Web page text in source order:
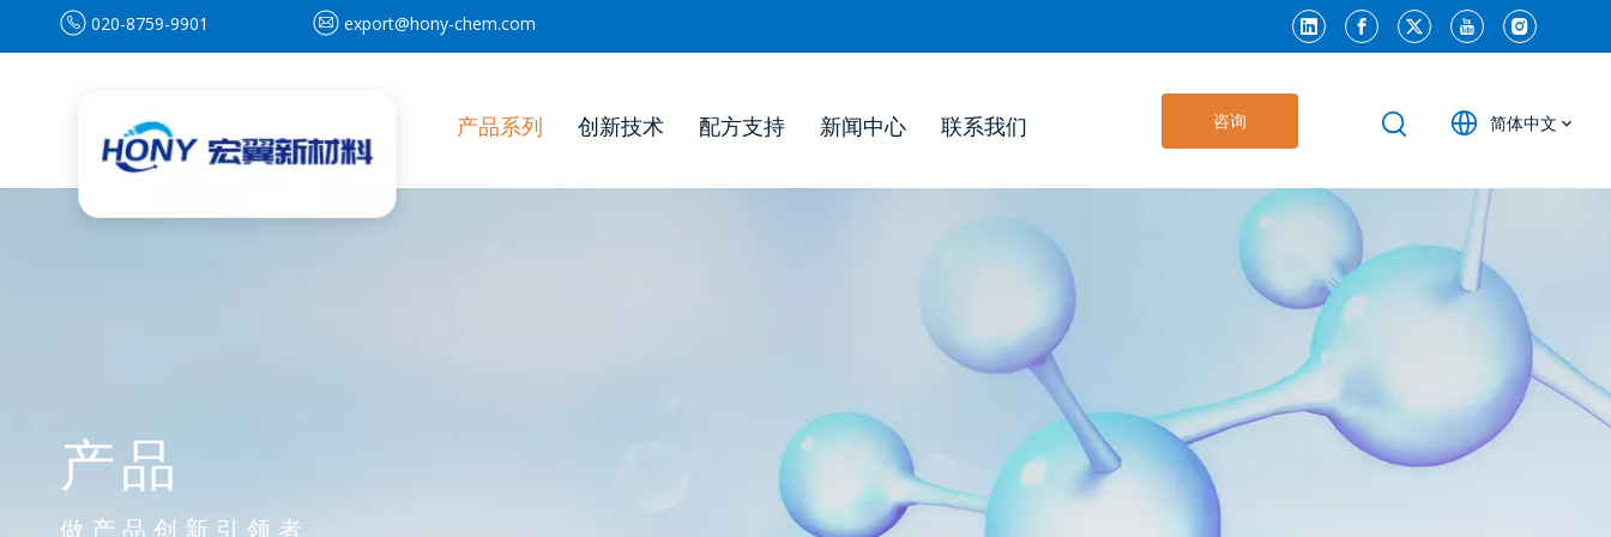
020-8759-9901 export@hony-chem.com
产品系列 创新技术 配方支持 新闻中心 联系我们 咨询 简体中文
产品
做产品创新引领者